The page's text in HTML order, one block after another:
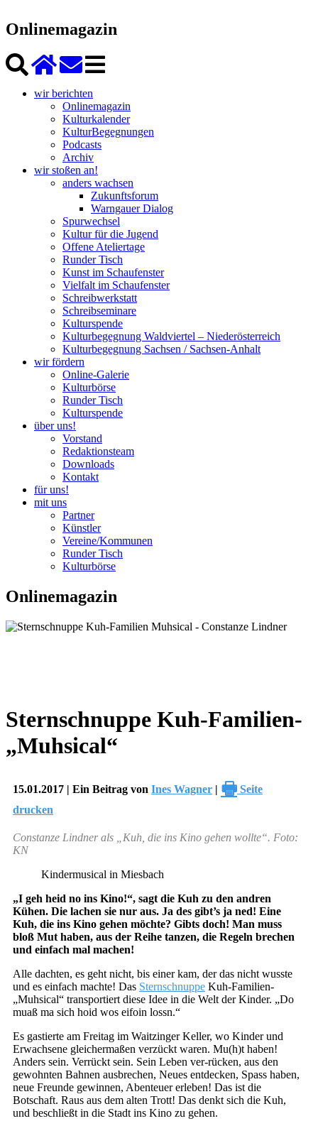
Onlinemagazin
wir berichten
Onlinemagazin
Kulturkalender
KulturBegegnungen
Podcasts
Archiv
wir stoßen an!
anders wachsen
Zukunftsforum
Warngauer Dialog
Spurwechsel
Kultur für die Jugend
Offene Ateliertage
Runder Tisch
Kunst im Schaufenster
Vielfalt im Schaufenster
Schreibwerkstatt
Schreibseminare
Kulturspende
Kulturbegegnung Waldviertel – Niederösterreich
Kulturbegegnung Sachsen / Sachsen-Anhalt
wir fördern
Online-Galerie
Kulturbörse
Runder Tisch
Kulturspende
über uns!
Vorstand
Redaktionsteam
Downloads
Kontakt
für uns!
mit uns
Partner
Künstler
Vereine/Kommunen
Runder Tisch
Kulturbörse
Onlinemagazin
Sternschnuppe Kuh-Familien-
„Muhsical“
15.01.2017 | Ein Beitrag von Ines Wagner | 🖶 Seite
drucken
Constanze Lindner als „Kuh, die ins Kino gehen wollte“. Foto:
KN
Kindermusical in Miesbach
„I geh heid no ins Kino!“, sagt die Kuh zu den andren
Kühen. Die lachen sie nur aus. Ja des gibt’s ja ned! Eine
Kuh, die ins Kino gehen möchte? Gibts doch! Man muss
bloß Mut haben, aus der Reihe tanzen, die Regeln brechen
und einfach mal machen!
Alle dachten, es geht nicht, bis einer kam, der das nicht wusste
und es einfach machte! Das Sternschnuppe Kuh-Familien-
„Muhsical“ transportiert diese Idee in die Welt der Kinder. „Do
muaß ma sich hoid wos eifoin lossn.“
Es gastierte am Freitag im Waitzinger Keller, wo Kinder und
Erwachsene gleichermaßen verzückt waren. Mu(h)t haben!
Anders sein. Verrückt sein. Sein Leben ver-rücken, aus den
gewohnten Bahnen ausbrechen, Neues entdecken, Spass haben,
neue Freunde gewinnen, Abenteuer erleben! Das ist die
Botschaft. Raus aus dem alten Trott! Das denkt sich die Kuh,
und beschließt in die Stadt ins Kino zu gehen.